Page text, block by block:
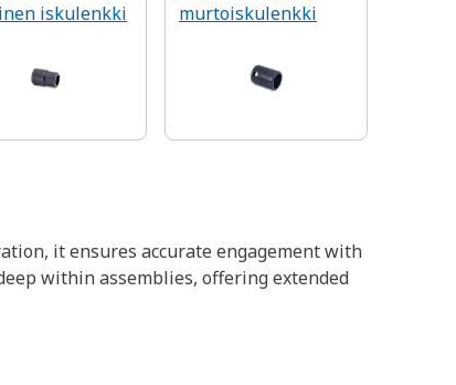
iskulenkki
murtoiskulenkki
it ensures accurate engagement with
within assemblies, offering extended